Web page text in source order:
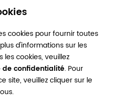
cookies pour fournir toutes
d'informations sur les
cookies, veuillez
de confidentialité. Pour
site, veuillez cliquer sur le